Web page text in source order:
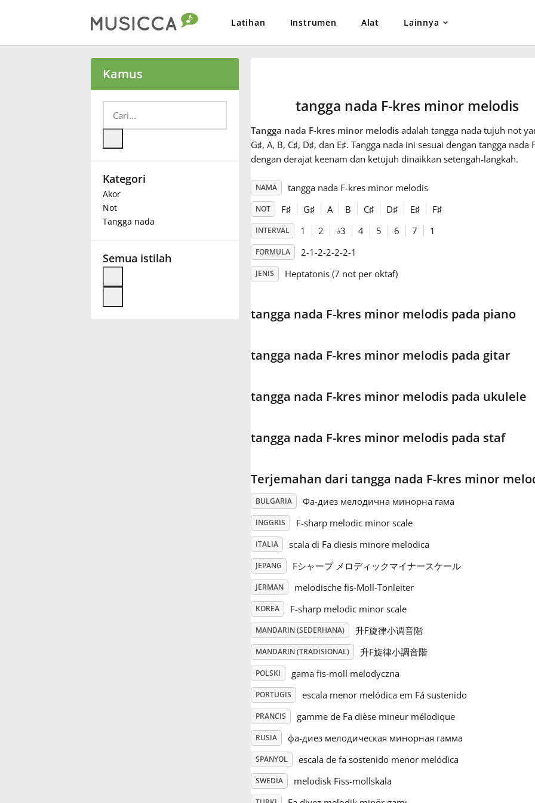
Latihan Instrumen Alat Lainnya
Български
Deutsch
Español
Français
Kamus
Kategori
Akor
Not
Tangga nada
Semua istilah
tangga nada F-kres minor melodis
Tangga nada F-kres minor melodisadalah tangga nada tujuh not
G♯, A, B, C♯, D♯, dan E♯. Tangga nada ini sesuai dengan tangga
dengan derajat keenam dan ketujuh dinaikkan setengah-langkah.
NAMA tangga nada F-kres minor melodis
NOT F♯ G♯ A B C♯ D♯ E♯ F♯
INTERVAL 1 2 ♭3 4 5 6 7 1
FORMULA 2-1-2-2-2-2-1
JENIS Heptatonis (7 not per oktaf)
tangga nada F-kres minor melodis pada piano
tangga nada F-kres minor melodis pada gitar
tangga nada F-kres minor melodis pada ukulele
tangga nada F-kres minor melodis pada staf
Terjemahan dari tangga nada F-kres minor
BULGARIA Фа-диез мелодична минорна гама
INGGRIS F-sharp melodic minor scale
ITALIA scala di Fa diesis minore melodica
JEPANG Fシャープ メロディックマイナースケール
JERMAN melodische fis-Moll-Tonleiter
KOREA F-sharp melodic minor scale
MANDARIN (SEDERHANA) 升F旋律小调音階
MANDARIN (TRADISIONAL) 升F旋律小調音階
POLSKI gama fis-moll melodyczna
PORTUGIS escala menor melódica em Fá sustenido
PRANCIS gamme de Fa dièse mineur mélodique
RUSIA фа-диез мелодическая минорная гамма
SPANYOL escala de fa sostenido menor melódica
SWEDIA melodisk Fiss-mollskala